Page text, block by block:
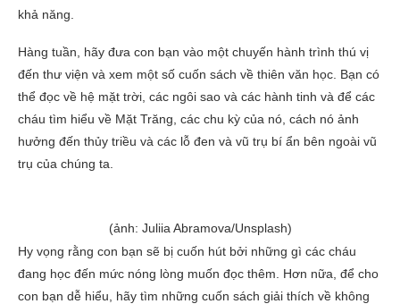
khả năng.
Hàng tuần, hãy đưa con bạn vào một chuyến hành trình thú vị
đến thư viện và xem một số cuốn sách về thiên văn học. Bạn có
thể đọc về hệ mặt trời, các ngôi sao và các hành tinh và để các
cháu tìm hiểu về Mặt Trăng, các chu kỳ của nó, cách nó ảnh
hưởng đến thủy triều và các lỗ đen và vũ trụ bí ẩn bên ngoài vũ
trụ của chúng ta.
(ảnh: Juliia Abramova/Unsplash)
Hy vọng rằng con bạn sẽ bị cuốn hút bởi những gì các cháu
đang học đến mức nóng lòng muốn đọc thêm. Hơn nữa, để cho
con bạn dễ hiểu, hãy tìm những cuốn sách giải thích về không